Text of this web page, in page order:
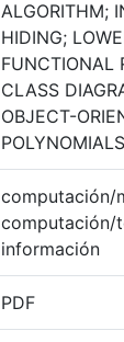
ALGORITHM;
HIDING;
FUNCTIONAL
CLASS
OBJECT-
computación/
computación/
información
PDF